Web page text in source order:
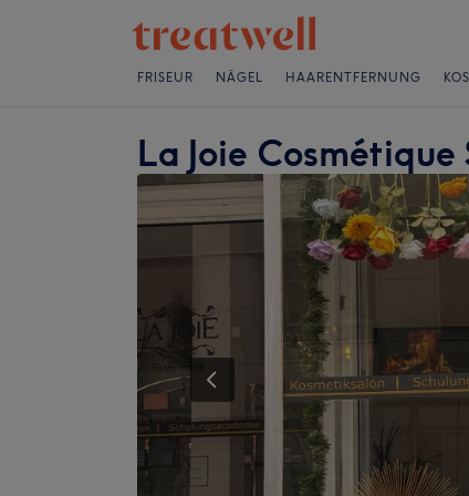
FRISEUR NÄGEL HAARENTFERNUNG
La Joie